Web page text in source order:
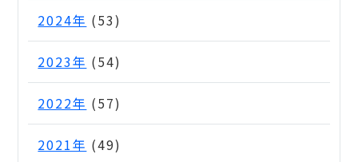
2024年 (53)
2023年 (54)
2022年 (57)
2021年 (49)